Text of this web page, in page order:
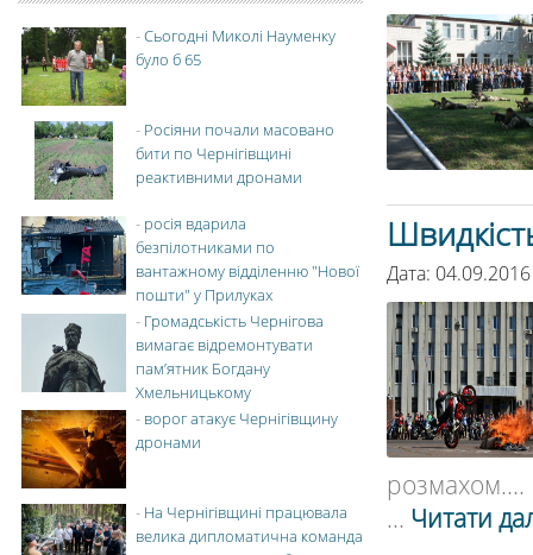
Дата:
розмахом....
... Читати
-Сьогодні Миколі Науменку
було б 65
- Росіяни почали масовано
бити по Чернігівщині
реактивними дронами
- росія вдарила
безпілотниками по
вантажному відділенню "Нової
пошти" у Прилуках
- Громадськість Чернігова
вимагає відремонтувати
пам’ятник Богдану
Хмельницькому
- ворог атакує Чернігівщину
дронами
- На Чернігівщині працювала
велика дипломатична команда